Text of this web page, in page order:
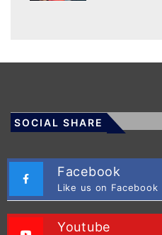
SOCIAL SHARE
Facebook
Like us on Facebook
Youtube